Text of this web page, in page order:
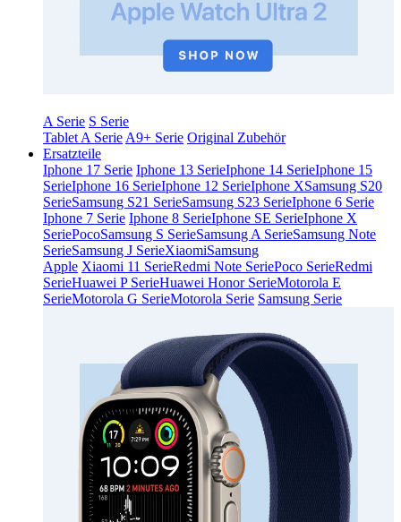
A Serie S Serie
Tablet A Serie A9+ Serie Original Zubehör
Ersatzteile
Iphone 17 Serie Iphone 13 SerieIphone 14 SerieIphone 15
SerieIphone 16 SerieIphone 12 SerieIphone XSamsung S20
SerieSamsung S21 SerieSamsung S23 SerieIphone 6 Serie
Iphone 7 Serie Iphone 8 SerieIphone SE SerieIphone X
SeriePocoSamsung S SerieSamsung A SerieSamsung Note
SerieSamsung J SerieXiaomiSamsung
Apple Xiaomi 11 SerieRedmi Note SeriePoco SerieRedmi
SerieHuawei P SerieHuawei Honor SerieMotorola E
SerieMotorola G SerieMotorola Serie Samsung Serie